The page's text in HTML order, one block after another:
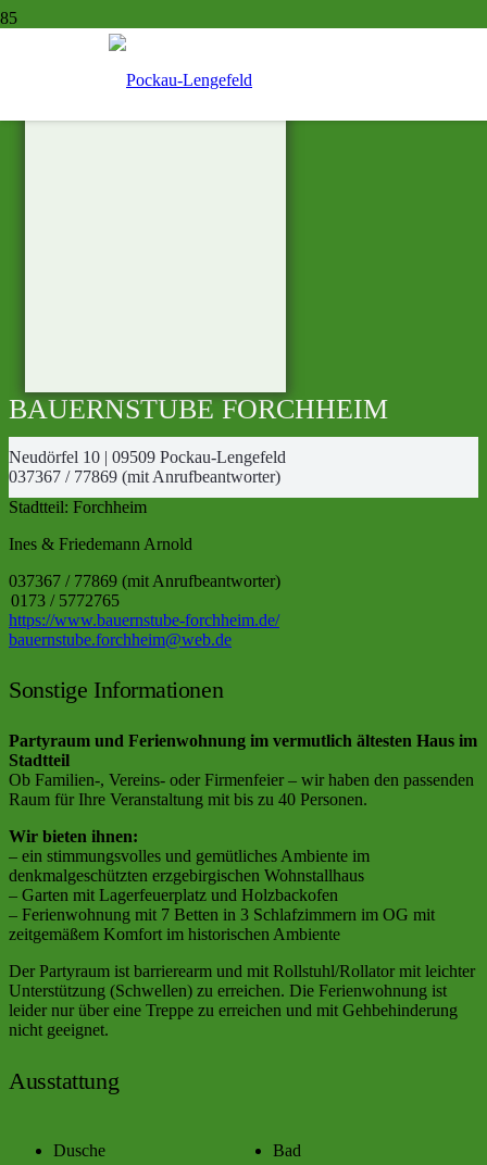
BAUERNSTUBE FORCHHEIM
Neudörfel 10 | 09509 Pockau-Lengefeld
037367 / 77869 (mit Anrufbeantworter)
Stadtteil: Forchheim
Ines & Friedemann Arnold
037367 / 77869 (mit Anrufbeantworter)
0173 / 5772765
https://www.bauernstube-forchheim.de/
bauernstube.forchheim@web.de
Sonstige Informationen
Partyraum und Ferienwohnung im vermutlich ältesten Haus im
Stadtteil
Ob Familien-, Vereins- oder Firmenfeier – wir haben den passenden
Raum für Ihre Veranstaltung mit bis zu 40 Personen.
Wir bieten ihnen:
– ein stimmungsvolles und gemütliches Ambiente im
denkmalgeschützten erzgebirgischen Wohnstallhaus
– Garten mit Lagerfeuerplatz und Holzbackofen
– Ferienwohnung mit 7 Betten in 3 Schlafzimmern im OG mit
zeitgemäßem Komfort im historischen Ambiente
Der Partyraum ist barrierearm und mit Rollstuhl/Rollator mit leichter
Unterstützung (Schwellen) zu erreichen. Die Ferienwohnung ist
leider nur über eine Treppe zu erreichen und mit Gehbehinderung
nicht geeignet.
Ausstattung
Dusche Bad